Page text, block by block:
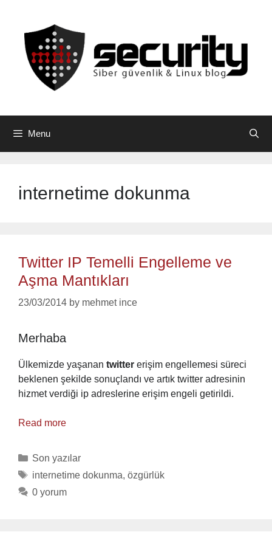
content
Menu
internetime dokunma
Twitter IP Temelli Engelleme ve
Aşma Mantıkları
23/03/2014 by mehmet ince
Merhaba
Ülkemizde yaşanan twitter erişim engellemesi süreci
beklenen şekilde sonuçlandı ve artık twitter adresinin
hizmet verdiği ip adreslerine erişim engeli getirildi.
Read more
Categories
Son yazılar
Tags
internetime dokunma, özgürlük
0 yorum